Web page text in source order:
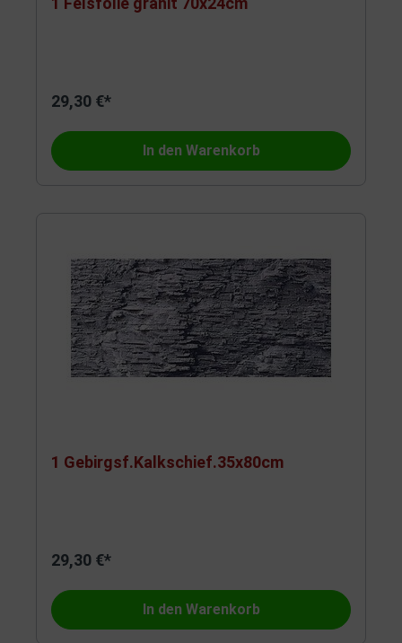
29,30 €*
In den Warenkorb
1 Gebirgsf.Kalkschief.35x80cm
29,30 €*
In den Warenkorb